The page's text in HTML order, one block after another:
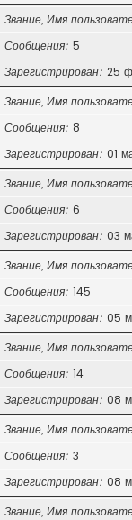
Звание, Имя
Сообщения 5
Зарегистрирован 25
Звание, Имя
Сообщения 8
Зарегистрирован 01
Звание, Имя
Сообщения 6
Зарегистрирован 03
Звание, Имя
Сообщения 145
Зарегистрирован 05
Звание, Имя
Сообщения 14
Зарегистрирован 08
Звание, Имя
Сообщения 3
Зарегистрирован 08
Звание, Имя